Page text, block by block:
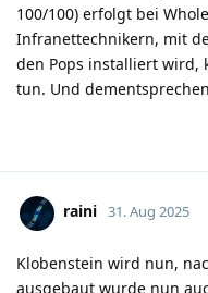
100/100) erfolgt bei
Infranettechnikern, mit
den Pops installiert wird,
tun. Und
raini 31. Aug 2025
Klobenstein wird nun,
ausgebaut wurde nun